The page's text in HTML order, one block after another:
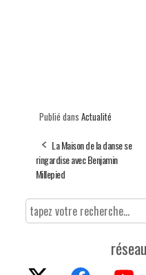
Publié dans Actualité
La Maison de la danse se
ringardise avec Benjamin
Millepied